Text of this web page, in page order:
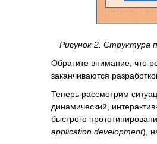
Рисунок 2. Структура
Обратите внимание, что
заканчиваются
Теперь рассмотрим
динамический,
быстрого
application development),